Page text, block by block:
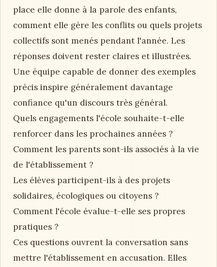
place elle donne à la parole des enfants,
comment elle gère les conflits ou quels projets
collectifs sont menés pendant l'année. Les
réponses doivent rester claires et illustrées.
Une équipe capable de donner des exemples
précis inspire généralement davantage
confiance qu'un discours très général.
Quels engagements l'école souhaite-t-elle
renforcer dans les prochaines années ?
Comment les parents sont-ils associés à la vie
de l'établissement ?
Les élèves participent-ils à des projets
solidaires, écologiques ou citoyens ?
Comment l'école évalue-t-elle ses propres
pratiques ?
Ces questions ouvrent la conversation sans
mettre l'établissement en accusation. Elles